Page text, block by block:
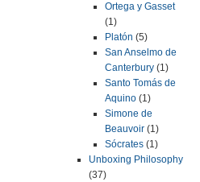
Ortega y Gasset
(1)
Platón (5)
San Anselmo de
Canterbury (1)
Santo Tomás de
Aquino (1)
Simone de
Beauvoir (1)
Sócrates (1)
Unboxing Philosophy
(37)